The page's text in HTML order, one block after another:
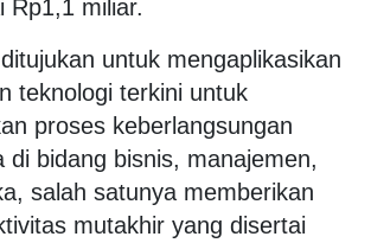
Rp1,1 miliar.
untuk mengaplikasikan
teknologi terkini untuk
proses keberlangsungan
di bidang bisnis, manajemen,
salah satunya memberikan
mutakhir yang disertai